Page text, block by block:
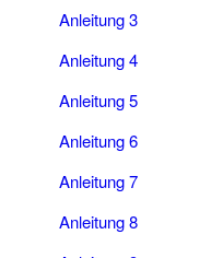
Anleitung 3
Anleitung 4
Anleitung 5
Anleitung 6
Anleitung 7
Anleitung 8